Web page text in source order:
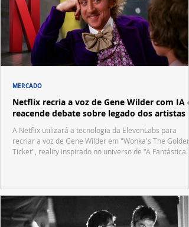
Netflix recria a voz de Gene Wilder com IA e
reacende debate sobre legado dos artistas
A Netflix utilizará a tecnologia da ElevenLabs para
recriar a voz de Gene Wilder em "Wonka's The Golden
Ticket", reality inspirado no universo de "A Fantástica
MERCADO